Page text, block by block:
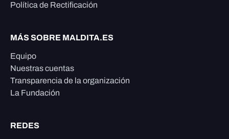
Política de Rectificación
MÁS SOBRE MALDITA.ES
Equipo
Nuestras cuentas
Transparencia de la organización
La Fundación
REDES